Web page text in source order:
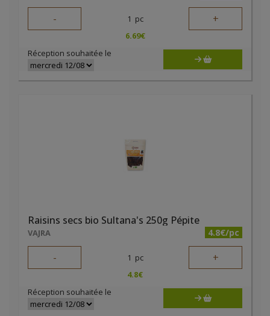
- 1 pc +
6.69€
Réception souhaitée le
Raisins secs bio Sultana's 250g Pépite
VAJRA 4.8€/pc
- 1 pc +
4.8€
Réception souhaitée le